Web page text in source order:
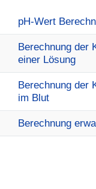
pH-Wert
Berechnung der
einer Lösung
Berechnung der
im Blut
Berechnung